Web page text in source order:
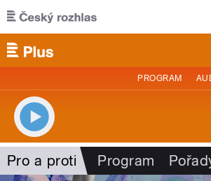
Přejít k hlavnímu obsahu
PROGRAM
Pro a proti Program